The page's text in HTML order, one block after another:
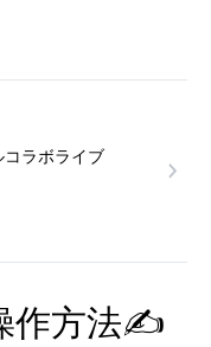
ラボライブ
作方法✍️